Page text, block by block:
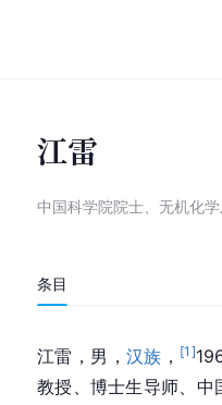
江雷
中国科学院院士、无机化
条目
江雷，男， 汉族 ， [1 ]
教授、博士生导师、 中